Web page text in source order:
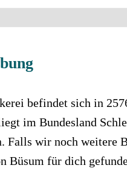
befindet sich in
im Bundesland
. Falls wir noch weitere
Büsum für dich